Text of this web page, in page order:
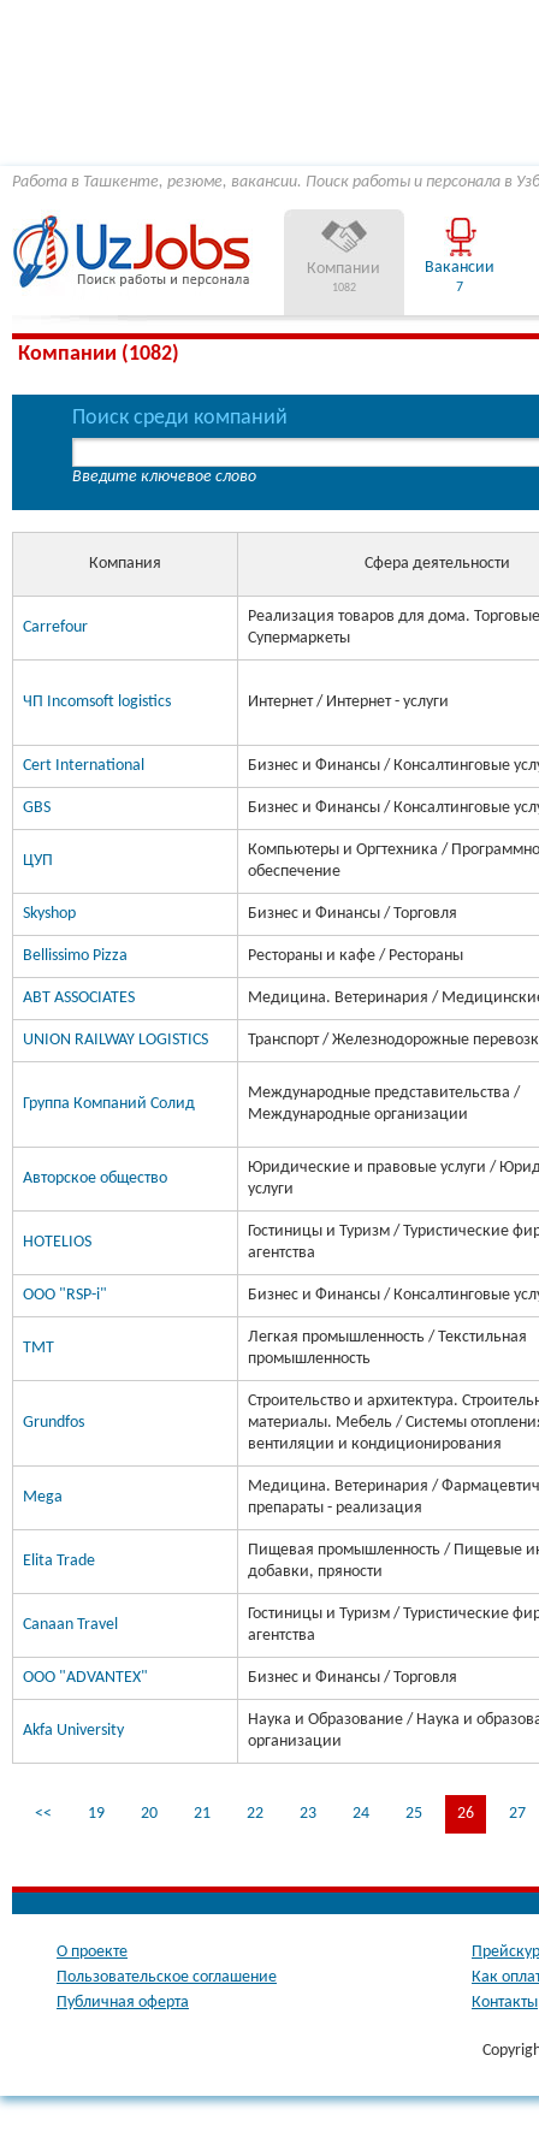
Работа в Ташкенте, резюме, вакансии. Поиск работы и персонала в
Компании
1082
Вакансии
7
Компании (1082)
Поиск среди компаний
Введите ключевое слово
Компания Сфера деятельности
Carrefour
Реализация товаров для дома.
Супермаркеты
ЧП Incomsoft logistics Интернет / Интернет - услуги
Cert International Бизнес и Финансы / Консалтинговые
GBS Бизнес и Финансы / Консалтинговые
ЦУП
Компьютеры и Оргтехника /
обеспечение
Skyshop Бизнес и Финансы / Торговля
Bellissimo Pizza Рестораны и кафе / Рестораны
ABT ASSOCIATES Медицина. Ветеринария /
UNION RAILWAY LOGISTICS Транспорт / Железнодорожные
Группа Компаний Солид
Международные представительства /
Международные организации
Авторское общество
Юридические и правовые услуги /
услуги
HOTELIOS
Гостиницы и Туризм / Туристические
агентства
OOO "RSP-i" Бизнес и Финансы / Консалтинговые
ТМТ
Легкая промышленность / Текстильная
промышленность
Grundfos
Строительство и архитектура.
материалы. Мебель / Системы
вентиляции и кондиционирования
Mega
Медицина. Ветеринария /
препараты - реализация
Elita Trade
Пищевая промышленность / Пищевые
добавки, пряности
Canaan Travel
Гостиницы и Туризм / Туристические
агентства
OOO "ADVANTEX" Бизнес и Финансы / Торговля
Akfa University
Наука и Образование / Наука и
организации
<< 19 20 21 22 23 24 25 26 27
О проекте
Пользовательское соглашение
Публичная оферта
Как
Контакты